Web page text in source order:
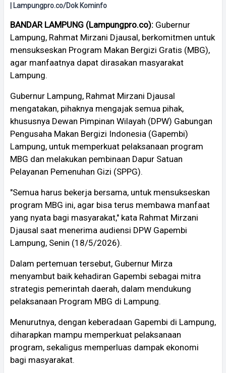
| Lampungpro.co/Dok Kominfo
BANDAR LAMPUNG (Lampungpro.co): Gubernur
Lampung, Rahmat Mirzani Djausal, berkomitmen untuk
mensukseskan Program Makan Bergizi Gratis (MBG),
agar manfaatnya dapat dirasakan masyarakat
Lampung.
Gubernur Lampung, Rahmat Mirzani Djausal
mengatakan, pihaknya mengajak semua pihak,
khususnya Dewan Pimpinan Wilayah (DPW) Gabungan
Pengusaha Makan Bergizi Indonesia (Gapembi)
Lampung, untuk memperkuat pelaksanaan program
MBG dan melakukan pembinaan Dapur Satuan
Pelayanan Pemenuhan Gizi (SPPG).
"Semua harus bekerja bersama, untuk mensukseskan
program MBG ini, agar bisa terus membawa manfaat
yang nyata bagi masyarakat," kata Rahmat Mirzani
Djausal saat menerima audiensi DPW Gapembi
Lampung, Senin (18/5/2026).
Dalam pertemuan tersebut, Gubernur Mirza
menyambut baik kehadiran Gapembi sebagai mitra
strategis pemerintah daerah, dalam mendukung
pelaksanaan Program MBG di Lampung.
Menurutnya, dengan keberadaan Gapembi di Lampung,
diharapkan mampu memperkuat pelaksanaan
program, sekaligus memperluas dampak ekonomi
bagi masyarakat.